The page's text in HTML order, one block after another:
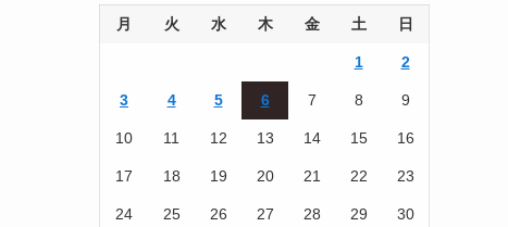
月 火 水 木 金 土 日
1 2
3 4 5 6 7 8 9
10 11 12 13 14 15 16
17 18 19 20 21 22 23
24 25 26 27 28 29 30